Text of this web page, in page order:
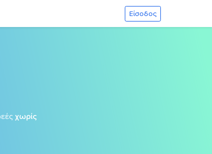
Είσοδος
χωρίς